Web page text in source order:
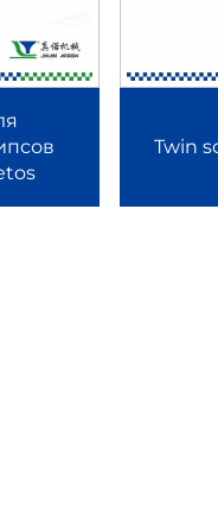
белка, обогащённых
по форме,
закусок с
хрустящих
Twin